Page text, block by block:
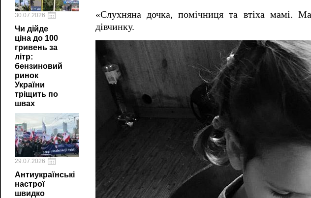
30.07.2026
Чи дійде
ціна до 100
гривень за
літр:
бензиновий
ринок
України
тріщить по
швах
29.07.2026
Антиукраїнські
настрої
швидко
«Слухняна дочка, помічниця та втіха мамі.
дівчинку.